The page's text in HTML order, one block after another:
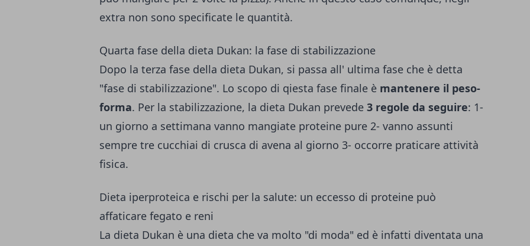
extra non sono specificate le quantità.
Quarta fase della dieta Dukan: la fase di stabilizzazione
Dopo la terza fase della dieta Dukan, si passa all' ultima fase che è detta
"fase di stabilizzazione". Lo scopo di qiesta fase finale è mantenere il peso-
forma. Per la stabilizzazione, la dieta Dukan prevede 3 regole da seguire: 1-
un giorno a settimana vanno mangiate proteine pure 2- vanno assunti
sempre tre cucchiai di crusca di avena al giorno 3- occorre praticare attività
fisica.
Dieta iperproteica e rischi per la salute: un eccesso di proteine può
affaticare fegato e reni
La dieta Dukan è una dieta che va molto "di moda" ed è infatti diventata una